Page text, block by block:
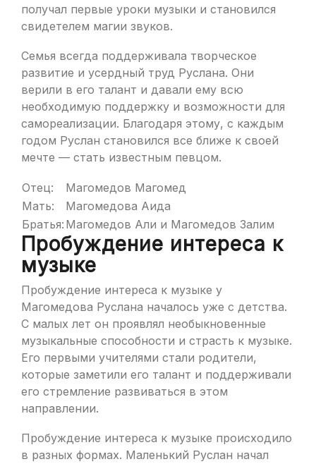
получал первые уроки музыки и становился
свидетелем магии звуков.
Семья всегда поддерживала творческое
развитие и усердный труд Руслана. Они
верили в его талант и давали ему всю
необходимую поддержку и возможности для
самореализации. Благодаря этому, с каждым
годом Руслан становился все ближе к своей
мечте — стать известным певцом.
Отец:
Магомедов Магомед
Мать:
Магомедова Аида
Братья: Магомедов Али и Магомедов Залим
Пробуждение интереса к
музыке
Пробуждение интереса к музыке у
Магомедова Руслана началось уже с детства.
С малых лет он проявлял необыкновенные
музыкальные способности и страсть к музыке.
Его первыми учителями стали родители,
которые заметили его талант и поддерживали
его стремление развиваться в этом
направлении.
Пробуждение интереса к музыке происходило
в разных формах. Маленький Руслан начал